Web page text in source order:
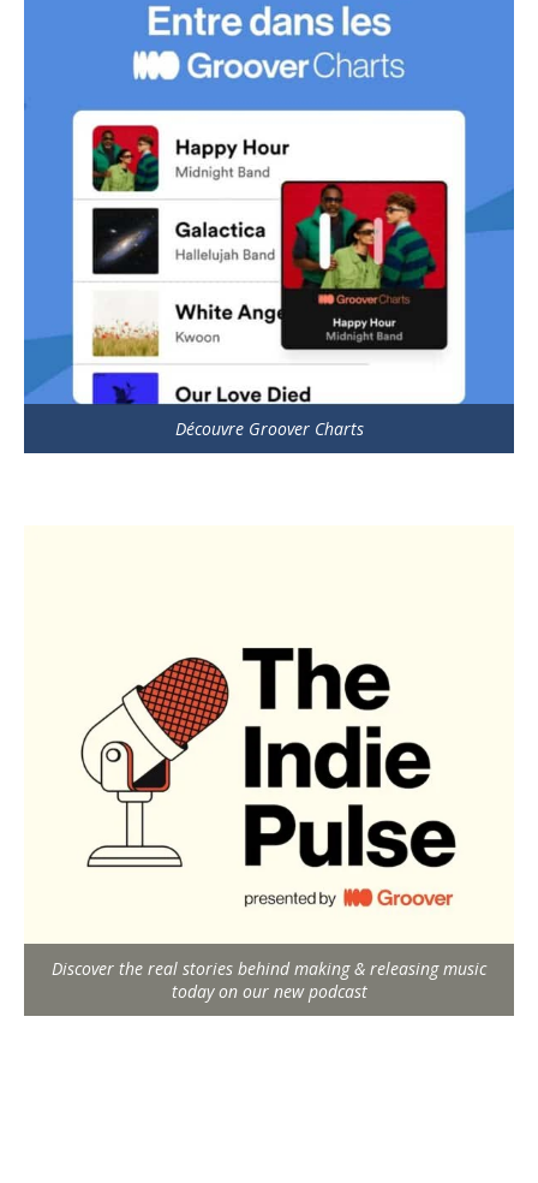
Découvre Groover Charts
Discover the real stories behind making & releasing music
today on our new podcast